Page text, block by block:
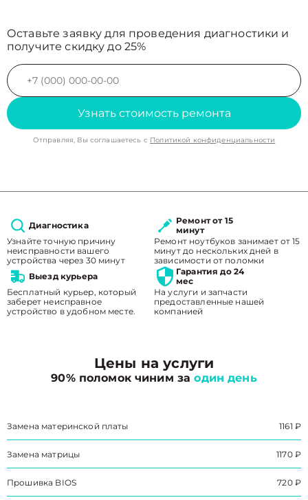
Оставьте заявку для проведения диагностики и
получите скидку до 25%
Узнать стоимость ремонта
Отправляя, Вы соглашаетесь с Политикой конфиденциальности
Диагностика
Узнайте точную причину
неисправности вашего
устройства через 30 минут
Ремонт от 15
минут
Ремонт ноутбуков занимает от 15
минут до нескольких дней в
зависимости от поломки
Выезд курьера
Бесплатный курьер, который
заберет неисправное
устройство в удобном месте.
Гарантия до 24
мес
На услуги и запчасти
предоставленные нашей
компанией
Цены на услуги
90% поломок чиним заодин день
Замена материнской платы 1161 ₽
Замена матрицы 1170 ₽
Прошивка BIOS 720 ₽